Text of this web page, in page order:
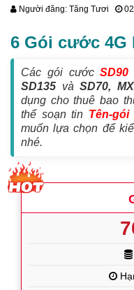
Người đăng: Tăng Tươi
6 Gói cước 4G
Các gói cướcSD90
SD135 vàSD70,
dụng cho thuê bao
thể soạn tin Tên-gói
muốn lựa chọn để
nhé.